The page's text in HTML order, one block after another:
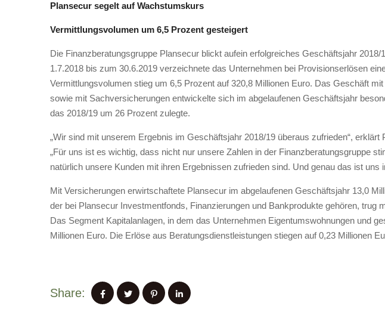
Plansecur segelt auf Wachstumskurs
Vermittlungsvolumen um 6,5 Prozent gesteigert
Die Finanzberatungsgruppe Plansecur blickt aufein erfolgreiches Geschäftsjahr
1.7.2018 bis zum 30.6.2019 verzeichnete das Unternehmen bei Provisionserlösen
Vermittlungsvolumen stieg um 6,5 Prozent auf 320,8 Millionen Euro. Das Geschäft
sowie mit Sachversicherungen entwickelte sich im abgelaufenen Geschäftsjahr
das 2018/19 um 26 Prozent zulegte.
„Wir sind mit unserem Ergebnis im Geschäftsjahr 2018/19 überaus zufrieden“,
„Für uns ist es wichtig, dass nicht nur unsere Zahlen in der Finanzberatungsgruppe
natürlich unsere Kunden mit ihren Ergebnissen zufrieden sind. Und genau das ist uns
Mit Versicherungen erwirtschaftete Plansecur im abgelaufenen Geschäftsjahr 13,0
der bei Plansecur Investmentfonds, Finanzierungen und Bankprodukte gehören, trug
Das Segment Kapitalanlagen, in dem das Unternehmen Eigentumswohnungen und
Millionen Euro. Die Erlöse aus Beratungsdienstleistungen stiegen auf 0,23 Millionen
Share: